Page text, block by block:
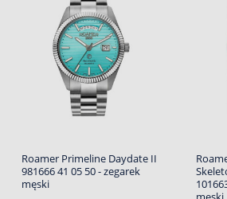
Roamer Primeline Daydate II
981666 41 05 50 - zegarek
męski